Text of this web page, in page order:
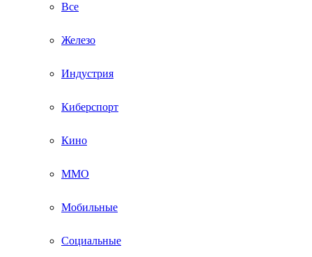
Все
Железо
Индустрия
Киберспорт
Кино
ММО
Мобильные
Социальные